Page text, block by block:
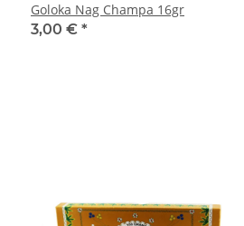
Goloka Nag Champa 16gr
3,00 € *